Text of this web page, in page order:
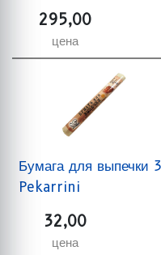
295,00
цена
Бумага для выпечки
Pekarrini
32,00
цена